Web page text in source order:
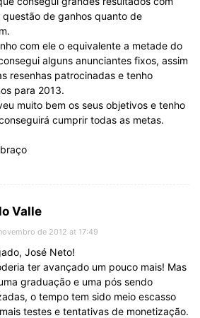
questão de ganhos quanto de
com ele o equivalente a metade do
alguns anunciantes fixos, assim
resenhas patrocinadas e tenho
para 2013.
muito bem os seus objetivos e tenho
cumprir todas as metas.
Valle
de 2012 at 17:49
José Neto!
ter avançado um pouco mais! Mas
graduação e uma pós sendo
o tempo tem sido meio escasso
testes e tentativas de monetização.